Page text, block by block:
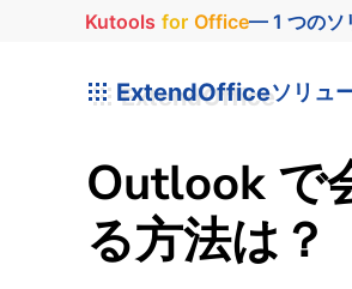
Kutools for Office— 1 つのソ
ExtendOfficeソリュ
Outlook で
る方法は？